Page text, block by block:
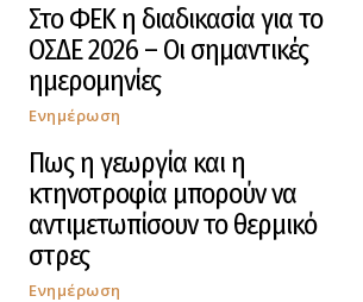
Στο ΦΕΚ η διαδικασία για το
ΟΣΔΕ 2026 – Οι σημαντικές
ημερομηνίες
Ενημέρωση
Πως η γεωργία και η
κτηνοτροφία μπορούν να
αντιμετωπίσουν το θερμικό
στρες
Ενημέρωση